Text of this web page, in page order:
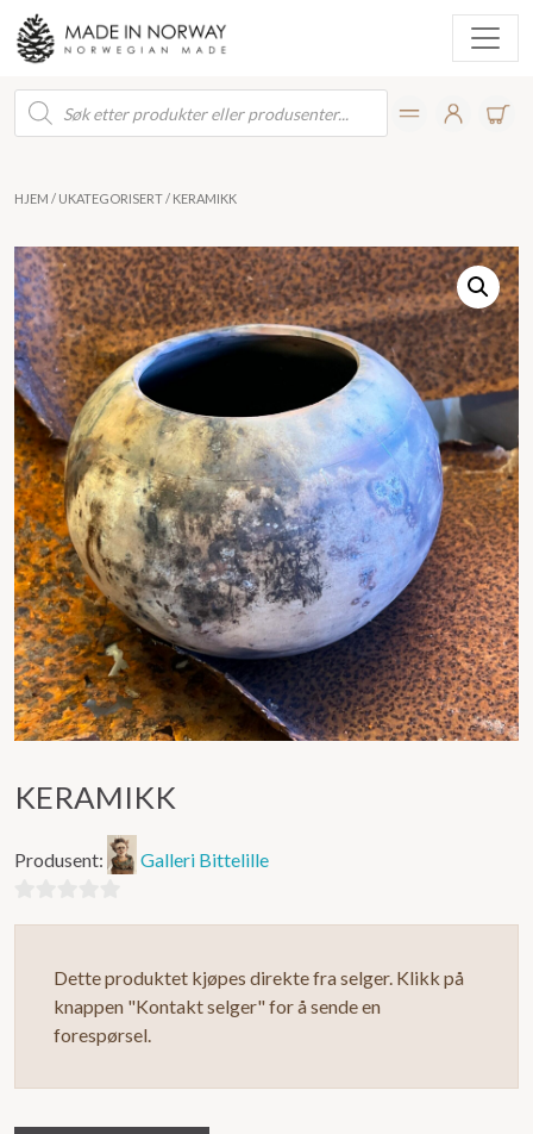
Products
search
HJEM / UKATEGORISERT/ KERAMIKK
KERAMIKK
Produsent: Galleri Bittelille
Dette produktet kjøpes direkte fra selger. Klikk på
knappen "Kontakt selger" for å sende en
forespørsel.